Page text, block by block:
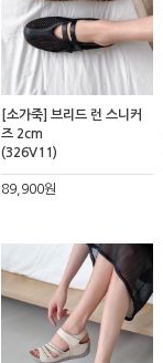
[소가죽] 브리드 런 스니커
즈 2cm
(326V11)
89,900원